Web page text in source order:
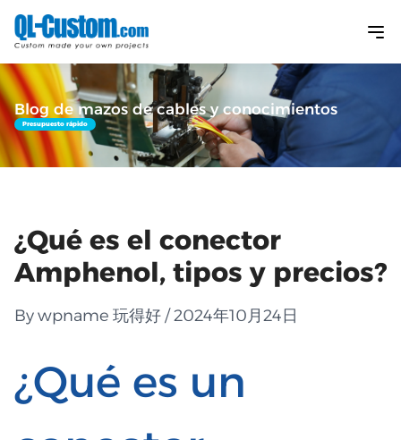
Blog de mazos de cables y conocimientos
Presupuesto rápido
¿Qué es el conector
Amphenol, tipos y precios?
By wpname 玩得好 / 2024年10月24日
¿Qué es un